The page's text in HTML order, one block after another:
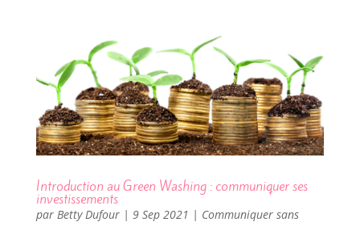
Introduction au Green Washing : communiquer ses
investissements
par Betty Dufour| 9 Sep 2021 | Communiquer sans